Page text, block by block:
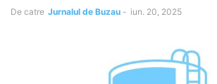
De catre Jurnalul de Buzau - iun. 20, 2025